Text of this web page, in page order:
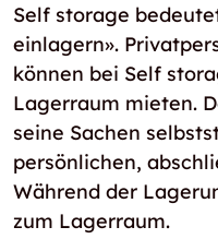
Self storage
einlagern».
können bei Self
Lagerraum mieten.
seine Sachen
persönlichen,
Während der
zum Lagerraum.